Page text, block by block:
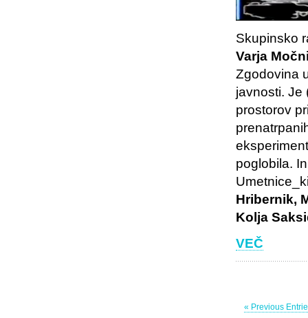
Skupinsko
Varja
Zgodovina
javnosti. Je
prostorov
poglobila.
Hribernik,
Kolja
VEČ
« Previous